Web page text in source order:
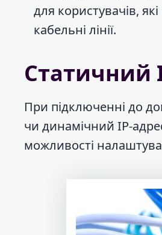
для користувачів,
кабельні лінії.
Статичний
При підключенні до
чи динамічний IP-
можливості